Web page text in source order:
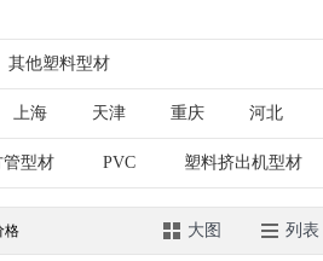
其他塑料型材
上海 天津 重庆 河北
湖北 湖南 广东 广西
新疆 台湾 香港 澳门
管型材 PVC 塑料挤出机型材
格 大图 列表